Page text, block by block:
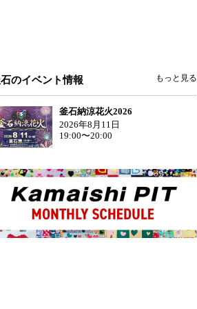
のイベント情報 もっと見る
釜石納涼花火2026
2026年8月11日
19:00〜20:00